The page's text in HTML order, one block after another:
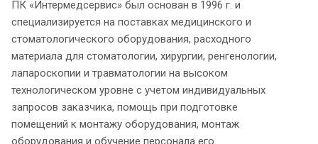
ПК «Интермедсервис» был основан в 1996 г. и
специализируется на поставках медицинского и
стоматологического оборудования, расходного
материала для стоматологии, хирургии, ренгенологии,
лапароскопии и травматологии на высоком
технологическом уровне с учетом индивидуальных
запросов заказчика, помощь при подготовке
помещений к монтажу оборудования, монтаж
оборудования и обучение персонала его